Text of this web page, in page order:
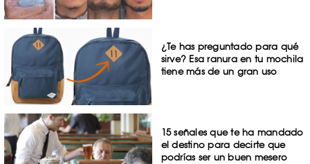
¿Te has preguntado para qué
sirve? Esa ranura en tu mochila
tiene más de un gran uso
15 señales que te ha mandado
el destino para decirte que
podrías ser un buen mesero